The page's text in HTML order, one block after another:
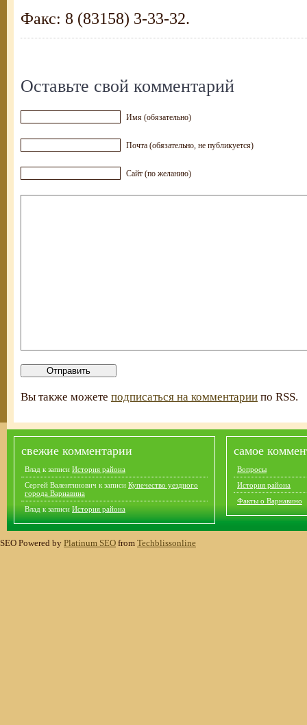
Факс: 8 (83158) 3-33-32.
Оставьте свой комментарий
Имя (обязательно)
Почта (обязательно, не публикуется)
Сайт (по желанию)
Вы также можете подписаться на комментарии по RSS.
свежие комментарии
Влад к записи История района
Сергей Валентинович к записи Купечество уездного
города Варнавина
Влад к записи История района
самое
Вопросы
История района
Факты о Варнавино
SEO Powered by Platinum SEO from Techblissonline